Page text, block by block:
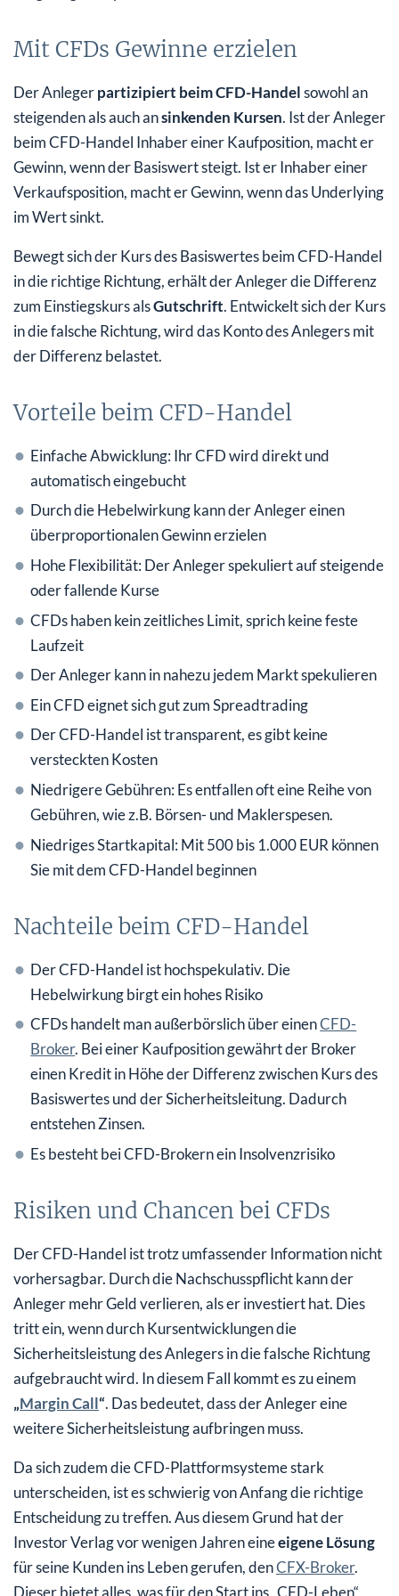
Mit CFDs Gewinne erzielen
Der Anlegerpartizipiert beim CFD-Handelsowohl an
steigenden als auch ansinkenden Kursen. Ist der Anleger
beim CFD-Handel Inhaber einer Kaufposition, macht er
Gewinn, wenn der Basiswert steigt. Ist er Inhaber einer
Verkaufsposition, macht er Gewinn, wenn das Underlying
im Wert sinkt.
Bewegt sich der Kurs des Basiswertes beim CFD-Handel
in die richtige Richtung, erhält der Anleger die Differenz
zum Einstiegskurs alsGutschrift. Entwickelt sich der Kurs
in die falsche Richtung, wird das Konto des Anlegers mit
der Differenz belastet.
Vorteile beim CFD-Handel
Einfache Abwicklung: Ihr CFD wird direkt und
automatisch eingebucht
Durch die Hebelwirkung kann der Anleger einen
überproportionalen Gewinn erzielen
Hohe Flexibilität: Der Anleger spekuliert auf steigende
oder fallende Kurse
CFDs haben kein zeitliches Limit, sprich keine feste
Laufzeit
Der Anleger kann in nahezu jedem Markt spekulieren
Ein CFD eignet sich gut zum Spreadtrading
Der CFD-Handel ist transparent, es gibt keine
versteckten Kosten
Niedrigere Gebühren: Es entfallen oft eine Reihe von
Gebühren, wie z.B. Börsen- und Maklerspesen.
Niedriges Startkapital: Mit 500 bis 1.000 EUR können
Sie mit dem CFD-Handel beginnen
Nachteile beim CFD-Handel
Der CFD-Handel ist hochspekulativ. Die
Hebelwirkung birgt ein hohes Risiko
CFDs handelt man außerbörslich über einenCFD-
Broker. Bei einer Kaufposition gewährt der Broker
einen Kredit in Höhe der Differenz zwischen Kurs des
Basiswertes und der Sicherheitsleitung. Dadurch
entstehen Zinsen.
Es besteht bei CFD-Brokern ein Insolvenzrisiko
Risiken und Chancen bei CFDs
Der CFD-Handel ist trotz umfassender Information nicht
vorhersagbar. Durch die Nachschusspflicht kann der
Anleger mehr Geld verlieren, als er investiert hat. Dies
tritt ein, wenn durch Kursentwicklungen die
Sicherheitsleistung des Anlegers in die falsche Richtung
aufgebraucht wird. In diesem Fall kommt es zu einem
„Margin Call“. Das bedeutet, dass der Anleger eine
weitere Sicherheitsleistung aufbringen muss.
Da sich zudem die CFD-Plattformsysteme stark
unterscheiden, ist es schwierig von Anfang die richtige
Entscheidung zu treffen. Aus diesem Grund hat der
Investor Verlag vor wenigen Jahren eineeigene Lösung
für seine Kunden ins Leben gerufen, denCFX-Broker.
Dieser bietet alles, was für den Start ins „CFD-Leben“